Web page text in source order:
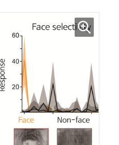
한 번에 읽는 '광반도체 BCI
이들이 직접 첨단 전자현미
며 과학원리 체득...과학체험
니어닥터' 현장
, 스페이스X 팰컨9 달 충돌 전